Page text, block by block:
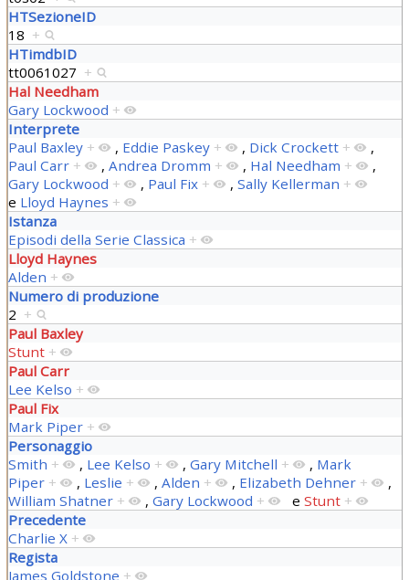
HTSezioneID
18 +
HTimdbID
tt0061027 +
Hal Needham
Gary Lockwood +
Interprete
Paul Baxley + , Eddie Paskey + , Dick Crockett +
,
Paul Carr + , Andrea Dromm + , Hal Needham +
,
Gary Lockwood + , Paul Fix + , Sally Kellerman +
e Lloyd Haynes +
Istanza
Episodi della Serie Classica +
Lloyd Haynes
Alden +
Numero di produzione
2 +
Paul Baxley
Stunt +
Paul Carr
Lee Kelso +
Paul Fix
Mark Piper +
Personaggio
Smith + , Lee Kelso + , Gary Mitchell + , Mark
Piper + , Leslie + , Alden + , Elizabeth Dehner +
,
William Shatner + , Gary Lockwood + e Stunt +
Precedente
Charlie X +
Regista
James Goldstone +